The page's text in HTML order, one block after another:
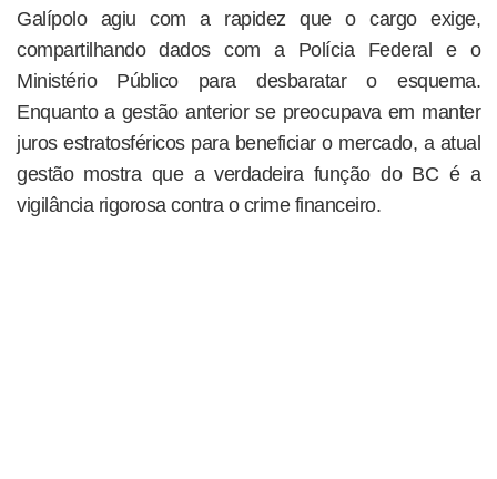
Galípolo agiu com a rapidez que o cargo exige,
compartilhando dados com a Polícia Federal e o
Ministério Público para desbaratar o esquema.
Enquanto a gestão anterior se preocupava em manter
juros estratosféricos para beneficiar o mercado, a atual
gestão mostra que a verdadeira função do BC é a
vigilância rigorosa contra o crime financeiro.